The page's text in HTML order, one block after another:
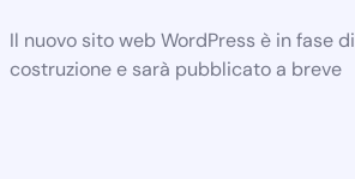
Il nuovo sito web WordPress è in fase di
costruzione e sarà pubblicato a breve